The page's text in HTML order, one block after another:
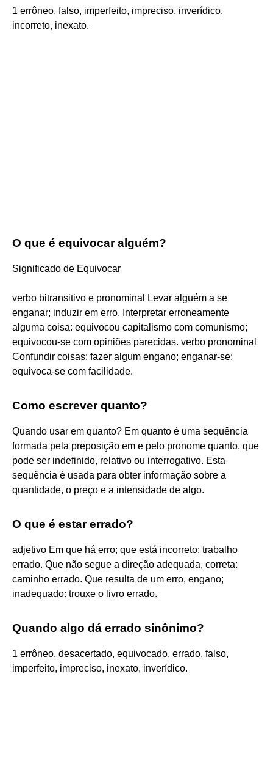
1 errôneo, falso, imperfeito, impreciso, inverídico,
incorreto, inexato.
O que é equivocar alguém?
Significado de Equivocar
verbo bitransitivo e pronominal Levar alguém a se
enganar; induzir em erro. Interpretar erroneamente
alguma coisa: equivocou capitalismo com comunismo;
equivocou-se com opiniões parecidas. verbo pronominal
Confundir coisas; fazer algum engano; enganar-se:
equivoca-se com facilidade.
Como escrever quanto?
Quando usar em quanto? Em quanto é uma sequência
formada pela preposição em e pelo pronome quanto, que
pode ser indefinido, relativo ou interrogativo. Esta
sequência é usada para obter informação sobre a
quantidade, o preço e a intensidade de algo.
O que é estar errado?
adjetivo Em que há erro; que está incorreto: trabalho
errado. Que não segue a direção adequada, correta:
caminho errado. Que resulta de um erro, engano;
inadequado: trouxe o livro errado.
Quando algo dá errado sinônimo?
1 errôneo, desacertado, equivocado, errado, falso,
imperfeito, impreciso, inexato, inverídico.